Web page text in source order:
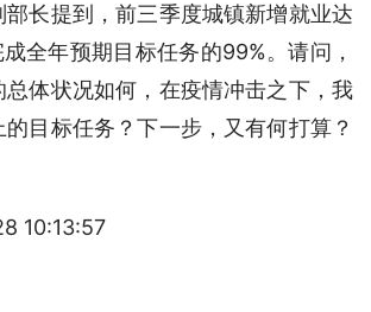
提到，前三季度城镇新增就业达
全年预期目标任务的99%。请问，
总体状况如何，在疫情冲击之下，我
目标任务？下一步，又有何打算？
10:13:57